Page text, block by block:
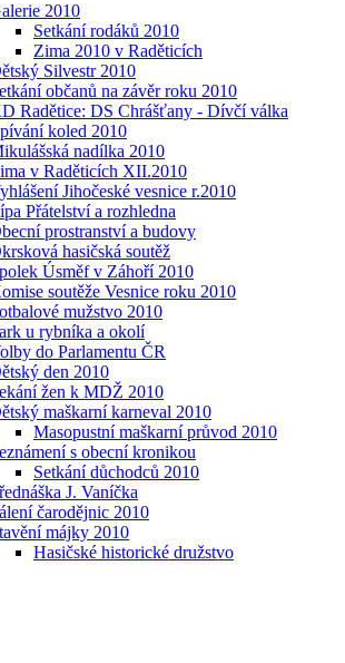
2010
Setkání rodáků 2010
Zima 2010 v Raděticích
Silvestr 2010
občanů na závěr roku 2010
Radětice: DS Chrášťany - Dívčí válka
koled 2010
nadílka 2010
v Raděticích XII.2010
Jihočeské vesnice r.2010
Přátelství a rozhledna
prostranství a budovy
hasičská soutěž
Úsměf v Záhoří 2010
soutěže Vesnice roku 2010
mužstvo 2010
u rybníka a okolí
do Parlamentu ČR
den 2010
žen k MDŽ 2010
maškarní karneval 2010
Masopustní maškarní průvod 2010
s obecní kronikou
Setkání důchodců 2010
J. Vaníčka
čarodějnic 2010
májky 2010
Hasičské historické družstvo